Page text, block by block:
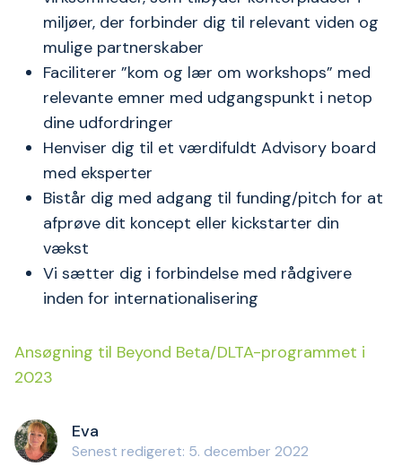
miljøer, der forbinder dig til relevant viden og
mulige partnerskaber
Faciliterer ”kom og lær om workshops” med
relevante emner med udgangspunkt i netop
dine udfordringer
Henviser dig til et værdifuldt Advisory board
med eksperter
Bistår dig med adgang til funding/pitch for at
afprøve dit koncept eller kickstarter din
vækst
Vi sætter dig i forbindelse med rådgivere
inden for internationalisering
Ansøgning til Beyond Beta/DLTA-programmet i
2023
Eva
Senest redigeret: 5. december 2022